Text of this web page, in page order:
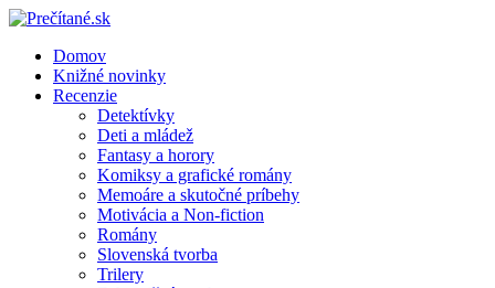
Domov
Knižné novinky
Recenzie
Detektívky
Deti a mládež
Fantasy a horory
Komiksy a grafické romány
Memoáre a skutočné príbehy
Motivácia a Non-fiction
Romány
Slovenská tvorba
Trilery